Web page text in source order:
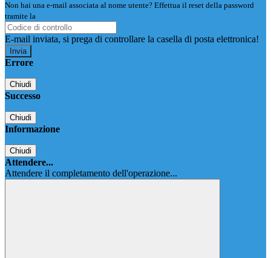
Non hai una e-mail associata al nome utente? Effettua il reset della password
tramite la
E-mail inviata, si prega di controllare la casella di posta elettronica!
Errore
Chiudi
Successo
Chiudi
Informazione
Chiudi
Attendere...
Attendere il completamento dell'operazione...